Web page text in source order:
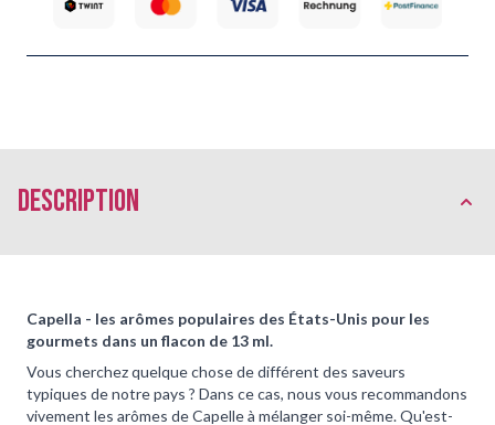
Description
Capella - les arômes populaires des États-Unis pour les
gourmets dans un flacon de 13 ml.
Vous cherchez quelque chose de différent des saveurs
typiques de notre pays ? Dans ce cas, nous vous recommandons
vivement les arômes de Capelle à mélanger soi-même. Qu'est-